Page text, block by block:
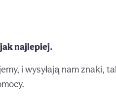
najlepiej.
i wysyłają nam znaki,